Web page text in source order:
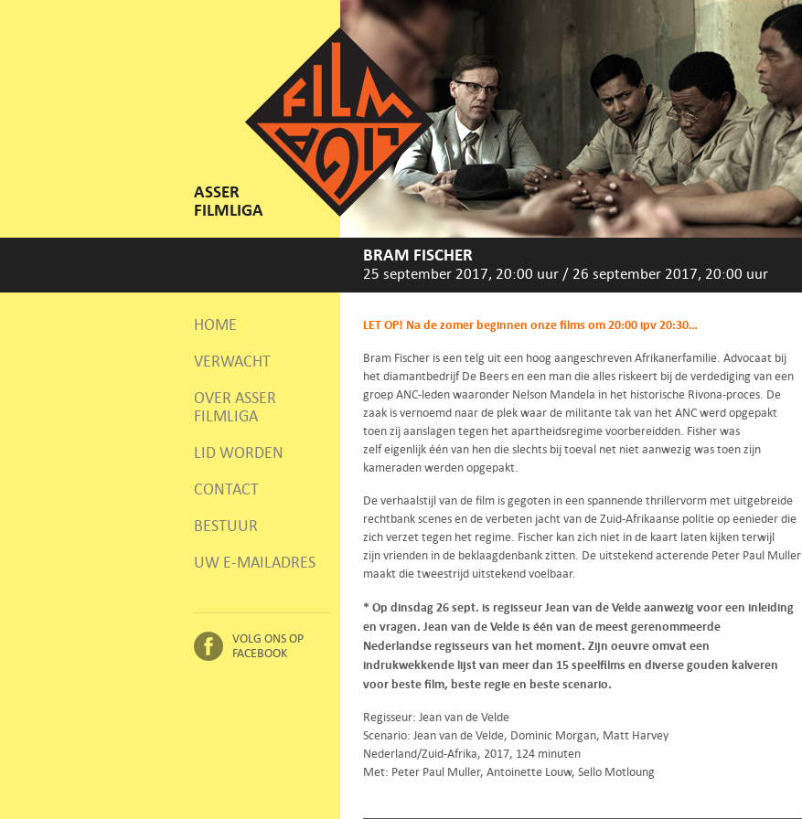
ASSER
FILMLIGA
BRAM FISCHER
25 september 2017, 20:00 uur / 26 september 2017, 20:00 uur
HOME
VERWACHT
OVER ASSER
FILMLIGA
LID WORDEN
CONTACT
BESTUUR
UW E-MAILADRES
VOLG ONS OP
FACEBOOK
LET OP! Na de zomer beginnen onze films om 20:00 ipv 20:30…
Bram Fischer is een telg uit een hoog aangeschreven Afrikanerfamilie. Advocaat bij
het diamantbedrijf De Beers en een man die alles riskeert bij de verdediging van een
groep ANC-leden waaronder Nelson Mandela in het historische Rivona-proces. De
zaak is vernoemd naar de plek waar de militante tak van het ANC werd opgepakt
toen zij aanslagen tegen het apartheidsregime voorbereidden. Fisher was
zelf eigenlijk één van hen die slechts bij toeval net niet aanwezig was toen zijn
kameraden werden opgepakt.
De verhaalstijl van de film is gegoten in een spannende thrillervorm met uitgebreide
rechtbank scenes en de verbeten jacht van de Zuid-Afrikaanse politie op eenieder die
zich verzet tegen het regime. Fischer kan zich niet in de kaart laten kijken terwijl
zijn vrienden in de beklaagdenbank zitten. De uitstekend acterende Peter Paul Muller
maakt die tweestrijd uitstekend voelbaar.
* Op dinsdag 26 sept. is regisseur Jean van de Velde aanwezig voor een inleiding
en vragen. Jean van de Velde is één van de meest gerenommeerde
Nederlandse regisseurs van het moment. Zijn oeuvre omvat een
indrukwekkende lijst van meer dan 15 speelfilms en diverse gouden kalveren
voor beste film, beste regie en beste scenario.
Regisseur: Jean van de Velde
Scenario: Jean van de Velde, Dominic Morgan, Matt Harvey
Nederland/Zuid-Afrika, 2017, 124 minuten
Met: Peter Paul Muller, Antoinette Louw, Sello Motloung